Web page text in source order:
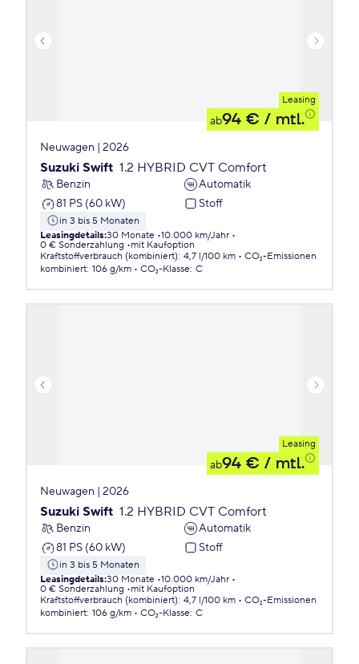
Leasing
ab94 € / mtl.
Neuwagen | 2026
Suzuki Swift 1.2 HYBRID CVT Comfort
Benzin
Automatik
81 PS (60 kW)
Stoff
in 3 bis 5 Monaten
Leasingdetails:30 Monate 10.000 km/Jahr
0 € Sonderzahlung
mit Kaufoption
Kraftstoffverbrauch (kombiniert): 4,7 l/100 km
CO₂-Emissionen
kombiniert: 106 g/km CO₂-Klasse: C
Leasing
ab94 € / mtl.
Neuwagen | 2026
Suzuki Swift 1.2 HYBRID CVT Comfort
Benzin
Automatik
81 PS (60 kW)
Stoff
in 3 bis 5 Monaten
Leasingdetails:30 Monate 10.000 km/Jahr
0 € Sonderzahlung
mit Kaufoption
Kraftstoffverbrauch (kombiniert): 4,7 l/100 km
CO₂-Emissionen
kombiniert: 106 g/km CO₂-Klasse: C